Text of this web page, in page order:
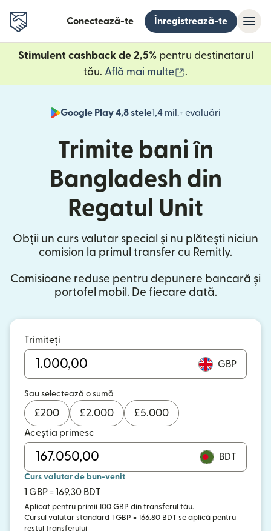
Conectează-te Înregistrează-te
Stimulent cashback de 2,5%pentru destinatarul
tău. Află mai multe .
Google Play 4,8 stele1,4 mil.+ evaluări
(se
Trimite bani în
Bangladesh din
Regatul Unit
Obții un curs valutar special și nu plătești niciun
comision la primul transfer cu Remitly.
Comisioane reduse pentru depunere bancară și
portofel mobil. De fiecare dată.
Trimiteți
GBP
Sau selectează o sumă
£200 £2.000 £5.000
Aceștia primesc
BDT
Curs valutar de bun-venit
1 GBP = 169,30 BDT
Aplicat pentru primii 100 GBP din transferul tău.
Cursul valutar standard 1 GBP = 166.80 BDT se aplică pentru
restul transferului